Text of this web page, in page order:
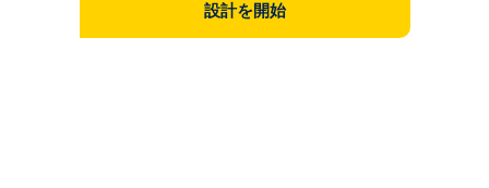
設計を開始